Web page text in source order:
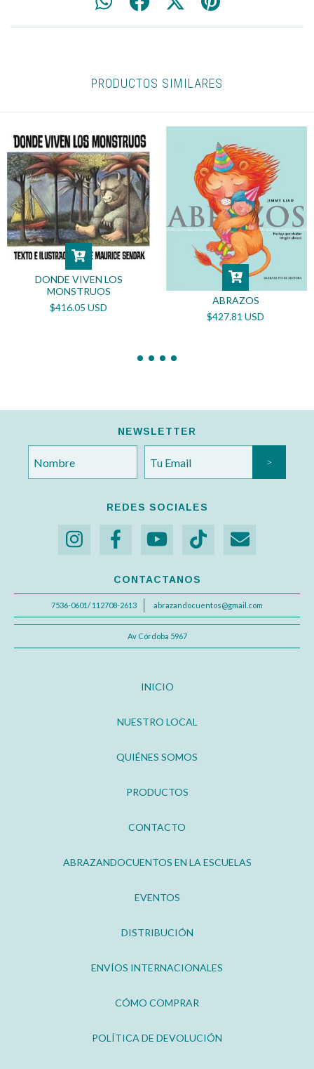
PRODUCTOS SIMILARES
DONDE VIVEN LOS
MONSTRUOS
$416.05 USD
ABRAZOS
$427.81 USD
NEWSLETTER
REDES SOCIALES
CONTACTANOS
7536-0601/ 112708-2613 abrazandocuentos@gmail.com
Av Córdoba 5967
INICIO
NUESTRO LOCAL
QUIÉNES SOMOS
PRODUCTOS
CONTACTO
ABRAZANDOCUENTOS EN LA ESCUELAS
EVENTOS
DISTRIBUCIÓN
ENVÍOS INTERNACIONALES
CÓMO COMPRAR
POLÍTICA DE DEVOLUCIÓN